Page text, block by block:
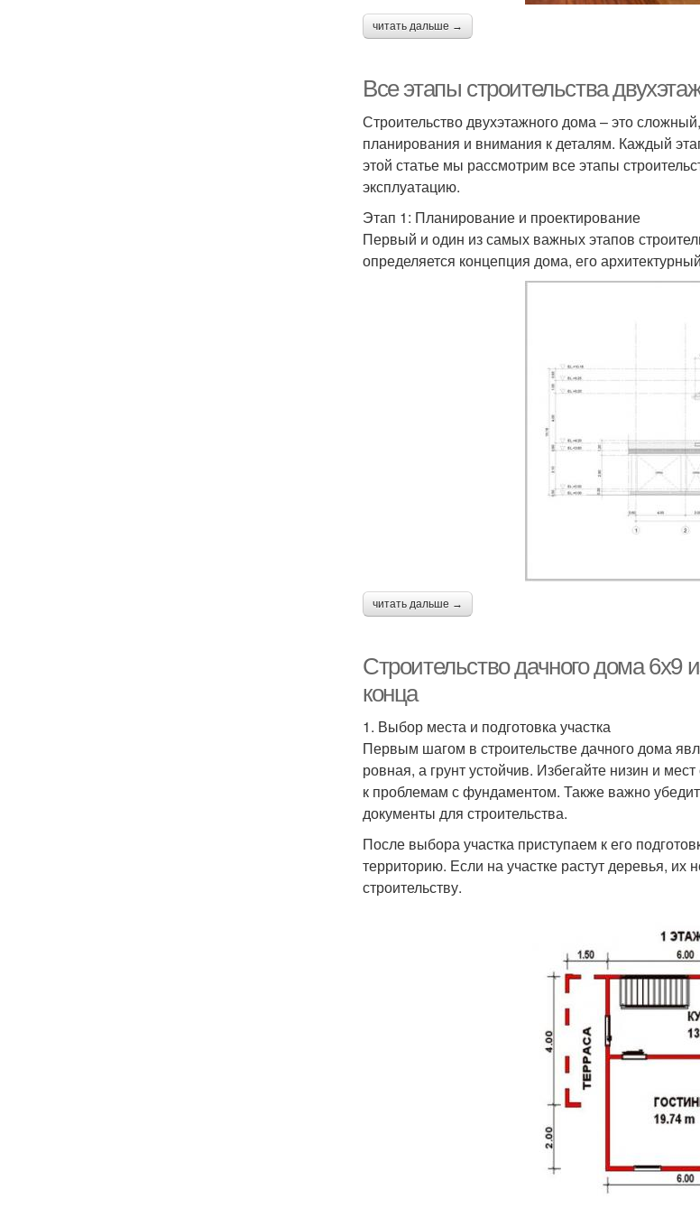
читать дальше →
Все этапы строительства
Строительство двухэтажного дома – это
планирования и внимания к деталям. Каждый
этой статье мы рассмотрим все этапы
эксплуатацию.
Этап 1: Планирование и проектирование
Первый и один из самых важных этапов
определяется концепция дома, его
читать дальше →
Строительство дачного дома 6х9
конца
1. Выбор места и подготовка участка
Первым шагом в строительстве дачного дома
ровная, а грунт устойчив. Избегайте низин и
к проблемам с фундаментом. Также важно
документы для строительства.
После выбора участка приступаем к его
территорию. Если на участке растут деревья,
строительству.